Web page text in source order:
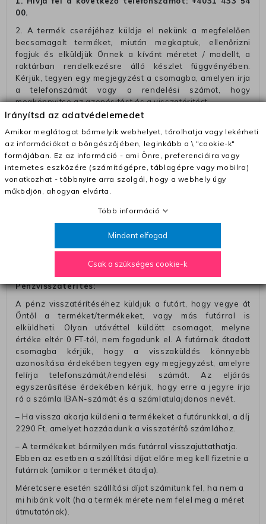
00.
2. A termék cseréjéhez küldje el nekünk a megfelelően
becsomagolt terméket, miután megkaptuk, ellenőrizni
fogjuk és elküldjük Önnek a kívánt méretet / modellt, a
raktárban rendelkezésre álló készlet függvényében.
Kérjük, tegyen egy megjegyzést a csomagba, amelyen irja
a telefonszámát vagy a rendelési számot, hogy
megkönnyitse az azonósitást és a visszatéritést.
Az elküldött csomagok visszautasításra kerülnek, ha
ezeket nem megfelelő módon csomagolják !!
Szállítási díjak:
– Futár - kézbesítés az ország egész területén, 2-3
munkanapon belül a megrendelés e-mailben / sms-ben
történő megerősítésétől számítva
– Szállítás 1700 Ft (+400 Ft utánvéttel)
számolunk fel (oda -vissza út)
Pénzvisszatérítés:
A pénz visszatérítéséhez küldjük a futárt, hogy vegye át
Öntől a terméket/termékeket, vagy más futárral is
elküldheti. Olyan utávéttel küldött csomagot, melyne
értéke eltér 0 FT-tól, nem fogadunk el. A futárnak átadott
csomagba kérjük, hogy a visszaküldés könnyebb
azonosítása érdekében tegyen egy megjegyzést, amelyre
felírja telefonszámát/rendelési számát. Az eljárás
egyszerűsítése érdekében kérjük, hogy erre a jegyre írja
rá a számla IBAN-számát és a számlatulajdonos nevét.
– Ha vissza akarja küldeni a termékeket a futárunkkal, a díj
2290 Ft, amelyet hozzáadunk a visszatérítő számlához.
– A termékeket bármilyen más futárral visszajuttathatja.
Ebben az esetben a szállítási díjat előre meg kell fizetnie a
futárnak (amikor a terméket átadja).
Méretcsere esetén szállítási díjat számitunk fel, ha nem a
mi hibánk volt (ha a termék mérete nem felel meg a méret
útmutatónak).
Irányítsd az adatvédelemedet
Amikor meglátogat bármelyik webhelyet, tárolhatja vagy lekérheti
az információkat a böngészőjében, leginkább a \ "cookie-k"
formájában. Ez az információ - ami Önre, preferenciáira vagy
internetes eszközére (számítógépre, táblagépre vagy mobilra)
vonatkozhat - többnyire arra szolgál, hogy a webhely úgy
működjön, ahogyan elvárta.
Több információ
Mindent elfogad
Csak a szükséges cookie-k